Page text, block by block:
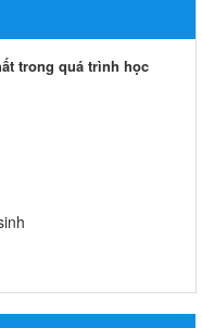
2025 của ngành
bị bãi bỏ trong lĩnh
quốc dân và cơ sở
quyết của Sở Giáo dục
bãi bỏ trong lĩnh vực
dân và cơ sở giáo dục
Giáo dục và Đào tạo,
trong quá trình học